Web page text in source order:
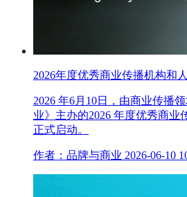
2026年度优秀商业传播机构和
2026 年6月10日，由商业传播
业》主办的2026 年度优秀商业
正式启动。
作者：品牌与商业 2026-06-10